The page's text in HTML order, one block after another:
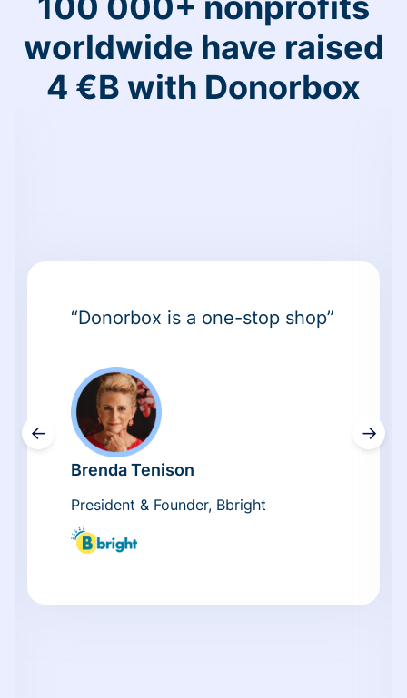
worldwide have raised
4 €B with Donorbox
←
“Donorbox is a one-stop shop”
Brenda Tenison
President & Founder, Bbright
→